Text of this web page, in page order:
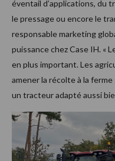
éventail d’applications, du
le pressage ou encore le
responsable marketing
puissance chez Case IH. «
en plus important. Les
amener la récolte à la
un tracteur adapté aussi